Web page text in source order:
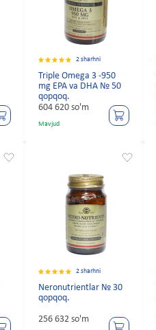
2 sharhni
Triple Omega 3 -950
mg EPA va DHA № 50
qopqoq.
604 620 so'm
Mavjud
2 sharhni
Neronutrientlar № 30
qopqoq.
256 632 so'm